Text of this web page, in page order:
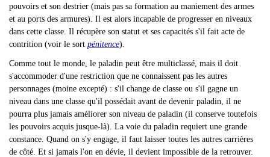
pouvoirs et son destrier (mais pas sa formation au maniement des armes
et au ports des armures). Il est alors incapable de progresser en niveaux
dans cette classe. Il récupère son statut et ses capacités s'il fait acte de
contrition (voir le sort pénitence).
Comme tout le monde, le paladin peut être multiclassé, mais il doit
s'accommoder d'une restriction que ne connaissent pas les autres
personnages (moine excepté) : s'il change de classe ou s'il gagne un
niveau dans une classe qu'il possédait avant de devenir paladin, il ne
pourra plus jamais améliorer son niveau de paladin (il conserve toutefois
les pouvoirs acquis jusque-là). La voie du paladin requiert une grande
constance. Quand on s'y engage, il faut laisser toutes les autres carrières
de côté. Et si jamais l'on en dévie, il devient impossible de la retrouver.